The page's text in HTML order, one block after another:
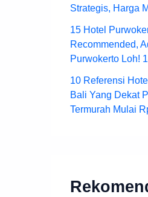
Strategis, Harga
15 Hotel
Recommended,
Purwokerto Loh!
10 Referensi
Bali Yang Dekat
Termurah Mulai